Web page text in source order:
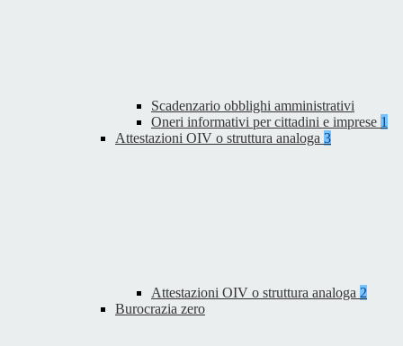
Scadenzario obblighi amministrativi
Oneri informativi per cittadini e imprese 1
Attestazioni OIV o struttura analoga 3
Attestazioni OIV o struttura analoga 2
Burocrazia zero